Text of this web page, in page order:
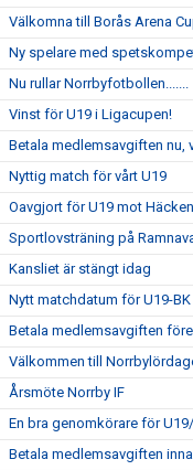
Välkomna till Borås Arena
Ny spelare med
Nu rullar Norrbyfotbollen.......
Vinst för U19 i Ligacupen!
Betala medlemsavgiften nu,
Nyttig match för vårt U19
Oavgjort för U19 mot
Sportlovsträning på
Kansliet är stängt idag
Nytt matchdatum för U19-
Betala medlemsavgiften
Välkommen till
Årsmöte Norrby IF
En bra genomkörare för
Betala medlemsavgiften